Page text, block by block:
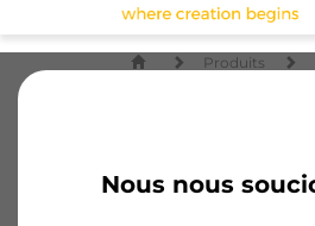
Nous nous
Produits